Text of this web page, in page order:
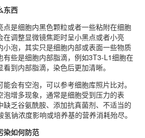
东西
点是细胞内黑色颗粒或者一些粘附在细胞
调整显微镜焦距时呈小黑点或者小亮
小泡，其实只是细胞内部或表面一些物质
有些是细胞内部脂滴，例如3T3-L1细胞在
到内部脂滴，染色后更加清晰。
会有空泡，可以参考细胞库照片比对。
增多现象，通常是细胞受到压力的表
乏谷氨酰胺、添加抗真菌剂、不适当的
钠浓度影响或培养基的营养消耗殆尽。
染如何防范